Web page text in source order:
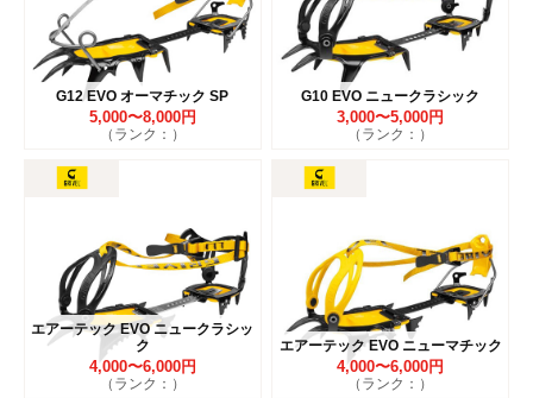
G12 EVO オーマチック SP
5,000〜8,000円
（ランク：）
G10 EVO ニュークラシック
3,000〜5,000円
（ランク：）
エアーテック EVO ニュークラシッ
ク
4,000〜6,000円
（ランク：）
エアーテック EVO ニューマチック
4,000〜6,000円
（ランク：）